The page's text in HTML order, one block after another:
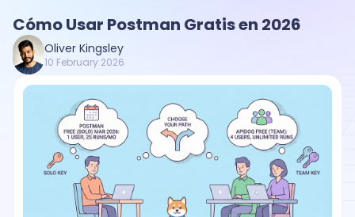
Cómo Usar Postman Gratis en 2026
Oliver Kingsley
10 February 2026